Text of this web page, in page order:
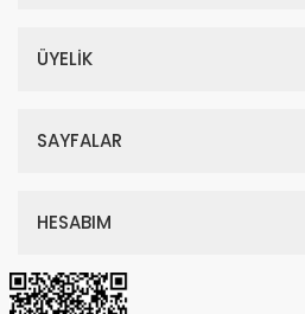
ÜYELİK
SAYFALAR
HESABIM